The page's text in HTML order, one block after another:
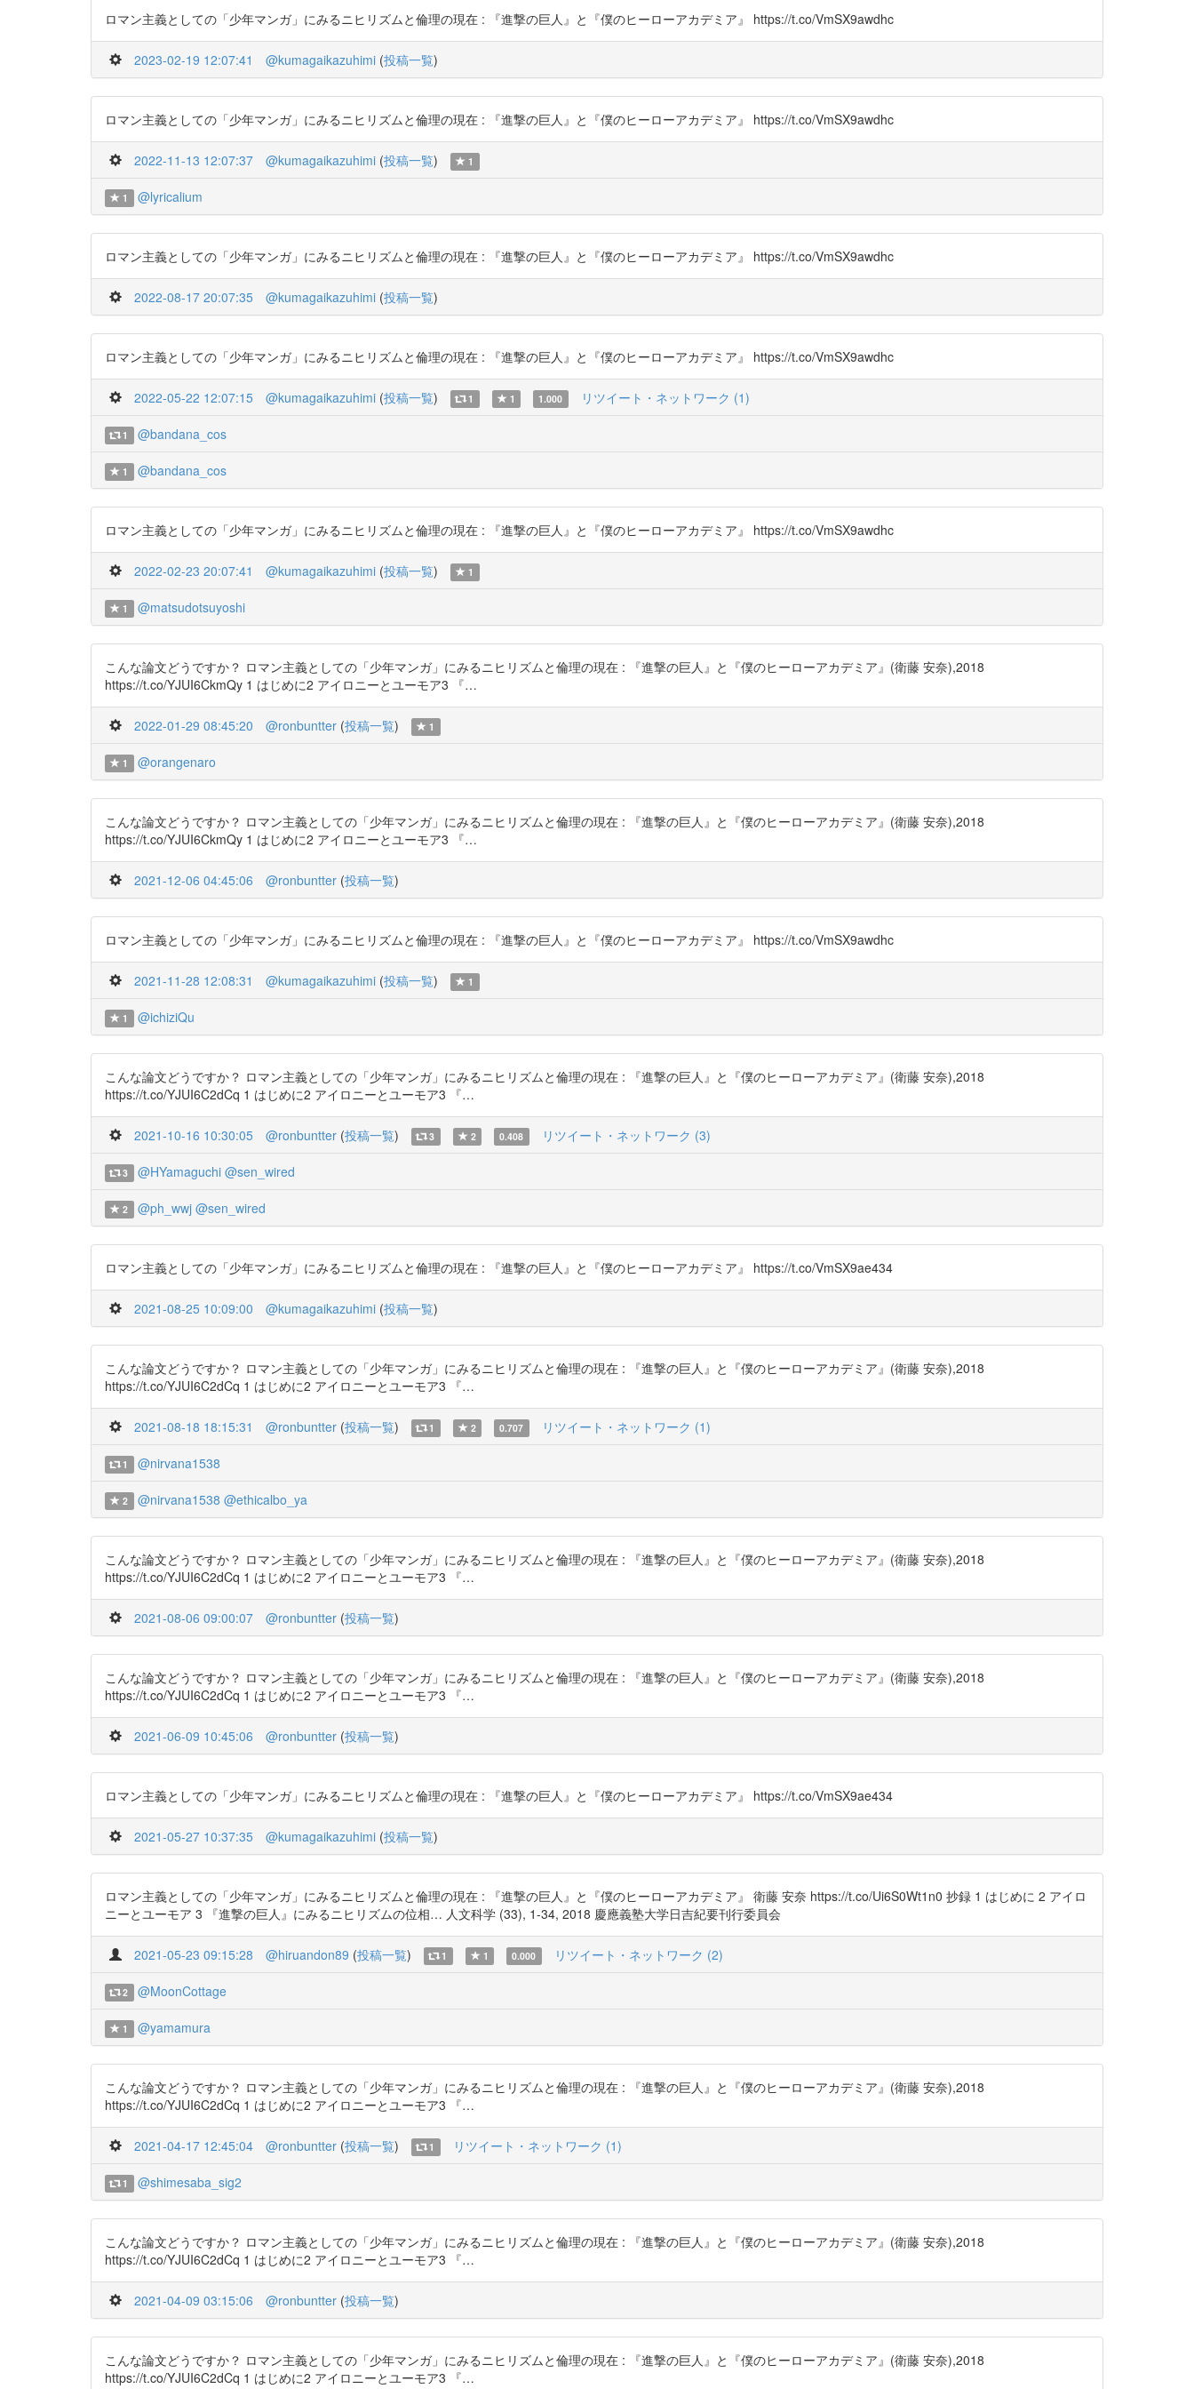
ロマン主義としての「少年マンガ」にみるニヒリズムと倫理の現在 : 『進撃の巨人』と『僕のヒーローアカデミア』 https://t.co/VmSX9awdhc
2023-02-19 12:07:41 @kumagaikazuhimi (投稿一覧)
ロマン主義としての「少年マンガ」にみるニヒリズムと倫理の現在 : 『進撃の巨人』と『僕のヒーローアカデミア』 https://t.co/VmSX9awdhc
2022-11-13 12:07:37 @kumagaikazuhimi (投稿一覧) 1
1 @lyricalium
ロマン主義としての「少年マンガ」にみるニヒリズムと倫理の現在 : 『進撃の巨人』と『僕のヒーローアカデミア』 https://t.co/VmSX9awdhc
2022-08-17 20:07:35 @kumagaikazuhimi (投稿一覧)
ロマン主義としての「少年マンガ」にみるニヒリズムと倫理の現在 : 『進撃の巨人』と『僕のヒーローアカデミア』 https://t.co/VmSX9awdhc
2022-05-22 12:07:15 @kumagaikazuhimi (投稿一覧) 1 1 1.000 リツイート・ネットワーク (1)
1 @bandana_cos
1 @bandana_cos
ロマン主義としての「少年マンガ」にみるニヒリズムと倫理の現在 : 『進撃の巨人』と『僕のヒーローアカデミア』 https://t.co/VmSX9awdhc
2022-02-23 20:07:41 @kumagaikazuhimi (投稿一覧) 1
1 @matsudotsuyoshi
こんな論文どうですか？ ロマン主義としての「少年マンガ」にみるニヒリズムと倫理の現在 : 『進撃の巨人』と『僕のヒーローアカデミア』(衛藤 安奈),2018
https://t.co/YJUI6CkmQy 1 はじめに2 アイロニーとユーモア3 『…
2022-01-29 08:45:20 @ronbuntter (投稿一覧) 1
1 @orangenaro
こんな論文どうですか？ ロマン主義としての「少年マンガ」にみるニヒリズムと倫理の現在 : 『進撃の巨人』と『僕のヒーローアカデミア』(衛藤 安奈),2018
https://t.co/YJUI6CkmQy 1 はじめに2 アイロニーとユーモア3 『…
2021-12-06 04:45:06 @ronbuntter (投稿一覧)
ロマン主義としての「少年マンガ」にみるニヒリズムと倫理の現在 : 『進撃の巨人』と『僕のヒーローアカデミア』 https://t.co/VmSX9awdhc
2021-11-28 12:08:31 @kumagaikazuhimi (投稿一覧) 1
1 @ichiziQu
こんな論文どうですか？ ロマン主義としての「少年マンガ」にみるニヒリズムと倫理の現在 : 『進撃の巨人』と『僕のヒーローアカデミア』(衛藤 安奈),2018
https://t.co/YJUI6C2dCq 1 はじめに2 アイロニーとユーモア3 『…
2021-10-16 10:30:05 @ronbuntter (投稿一覧) 3 2 0.408 リツイート・ネットワーク (3)
3 @HYamaguchi @sen_wired
2 @ph_wwj @sen_wired
ロマン主義としての「少年マンガ」にみるニヒリズムと倫理の現在 : 『進撃の巨人』と『僕のヒーローアカデミア』 https://t.co/VmSX9ae434
2021-08-25 10:09:00 @kumagaikazuhimi (投稿一覧)
こんな論文どうですか？ ロマン主義としての「少年マンガ」にみるニヒリズムと倫理の現在 : 『進撃の巨人』と『僕のヒーローアカデミア』(衛藤 安奈),2018
https://t.co/YJUI6C2dCq 1 はじめに2 アイロニーとユーモア3 『…
2021-08-18 18:15:31 @ronbuntter (投稿一覧) 1 2 0.707 リツイート・ネットワーク (1)
1 @nirvana1538
2 @nirvana1538 @ethicalbo_ya
こんな論文どうですか？ ロマン主義としての「少年マンガ」にみるニヒリズムと倫理の現在 : 『進撃の巨人』と『僕のヒーローアカデミア』(衛藤 安奈),2018
https://t.co/YJUI6C2dCq 1 はじめに2 アイロニーとユーモア3 『…
2021-08-06 09:00:07 @ronbuntter (投稿一覧)
こんな論文どうですか？ ロマン主義としての「少年マンガ」にみるニヒリズムと倫理の現在 : 『進撃の巨人』と『僕のヒーローアカデミア』(衛藤 安奈),2018
https://t.co/YJUI6C2dCq 1 はじめに2 アイロニーとユーモア3 『…
2021-06-09 10:45:06 @ronbuntter (投稿一覧)
ロマン主義としての「少年マンガ」にみるニヒリズムと倫理の現在 : 『進撃の巨人』と『僕のヒーローアカデミア』 https://t.co/VmSX9ae434
2021-05-27 10:37:35 @kumagaikazuhimi (投稿一覧)
ロマン主義としての「少年マンガ」にみるニヒリズムと倫理の現在 : 『進撃の巨人』と『僕のヒーローアカデミア』 衛藤 安奈 https://t.co/Ui6S0Wt1n0 抄録 1 はじめに 2 アイロ
ニーとユーモア 3 『進撃の巨人』にみるニヒリズムの位相… 人文科学 (33), 1-34, 2018 慶應義塾大学日吉紀要刊行委員会
2021-05-23 09:15:28 @hiruandon89 (投稿一覧) 1 1 0.000 リツイート・ネットワーク (2)
2 @MoonCottage
1 @yamamura
こんな論文どうですか？ ロマン主義としての「少年マンガ」にみるニヒリズムと倫理の現在 : 『進撃の巨人』と『僕のヒーローアカデミア』(衛藤 安奈),2018
https://t.co/YJUI6C2dCq 1 はじめに2 アイロニーとユーモア3 『…
2021-04-17 12:45:04 @ronbuntter (投稿一覧) 1 リツイート・ネットワーク (1)
1 @shimesaba_sig2
こんな論文どうですか？ ロマン主義としての「少年マンガ」にみるニヒリズムと倫理の現在 : 『進撃の巨人』と『僕のヒーローアカデミア』(衛藤 安奈),2018
https://t.co/YJUI6C2dCq 1 はじめに2 アイロニーとユーモア3 『…
2021-04-09 03:15:06 @ronbuntter (投稿一覧)
こんな論文どうですか？ ロマン主義としての「少年マンガ」にみるニヒリズムと倫理の現在 : 『進撃の巨人』と『僕のヒーローアカデミア』(衛藤 安奈),2018
https://t.co/YJUI6C2dCq 1 はじめに2 アイロニーとユーモア3 『…